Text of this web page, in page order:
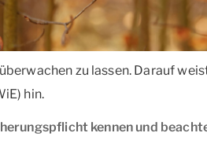
zu lassen. Darauf
hin.
kennen und